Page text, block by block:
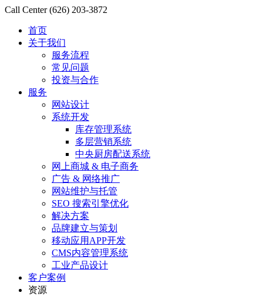
Call Center (626) 203-3872
首页
关于我们
服务流程
常见问题
投资与合作
服务
网站设计
系统开发
库存管理系统
多层营销系统
中央厨房配送系统
网上商城 & 电子商务
广告 & 网络推广
网站维护与托管
SEO 搜索引擎优化
解决方案
品牌建立与策划
移动应用APP开发
CMS内容管理系统
工业产品设计
客户案例
资源